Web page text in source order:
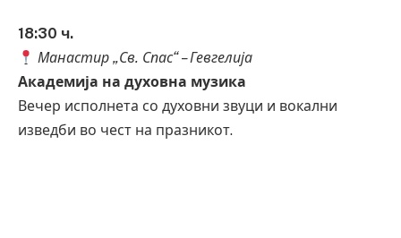
18:30 ч.
Манастир „Св. Спас“ – Гевгелија
Академија на духовна музика
Вечер исполнета со духовни звуци и вокални
изведби во чест на празникот.